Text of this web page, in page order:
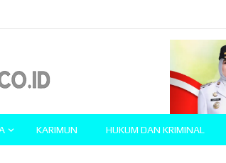
KARIMUN HUKUM DAN KRIMINAL